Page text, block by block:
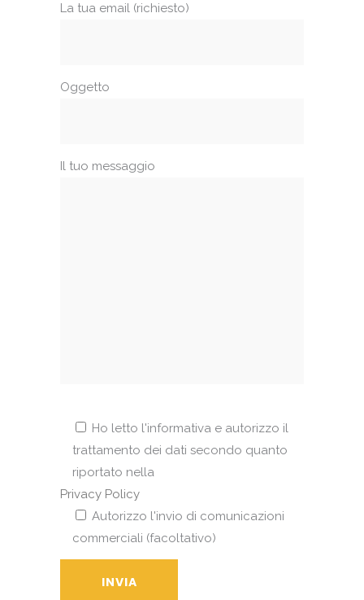
La tua email (richiesto)
Oggetto
Il tuo messaggio
Ho letto l'informativa e autorizzo il
trattamento dei dati secondo quanto
riportato nella
Privacy Policy
Autorizzo l'invio di comunicazioni
commerciali (facoltativo)